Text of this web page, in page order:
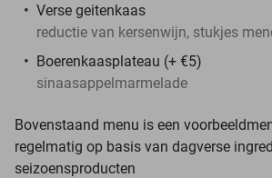
Verse geitenkaas
reductie van kersenwijn, stukjes
Boerenkaasplateau (+ €5)
sinaasappelmarmelade
Bovenstaand menu is een
regelmatig op basis van dagverse
seizoensproducten